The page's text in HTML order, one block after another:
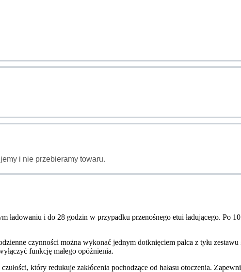
i nie przebieramy towaru.
ładowaniu i do 28 godzin w przypadku przenośnego etui ładującego. Po
czynności można wykonać jednym dotknięciem palca z tyłu zestawu
funkcję małego opóźnienia.
który redukuje zakłócenia pochodzące od hałasu otoczenia.